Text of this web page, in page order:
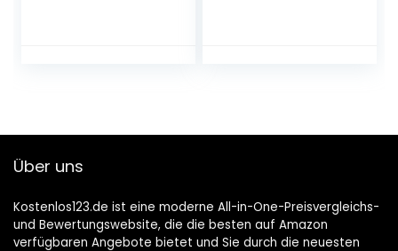
Über uns
Kostenlos123.de ist eine moderne All-in-One-Preisvergleichs-
und Bewertungswebsite, die die besten auf Amazon
verfügbaren Angebote bietet und Sie durch die neuesten